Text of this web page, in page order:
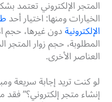
المتجر الإلكتروني تعتمد
الخيارات ومنها: اختيار أحد
الإلكترونيةدون غيرها، حجم
المطلوبة، حجم زوار المتجر
العناصر الأخرى.
لو كنت تريد إجابة سريعة
إنشاء متجر إلكتروني؟” فقد